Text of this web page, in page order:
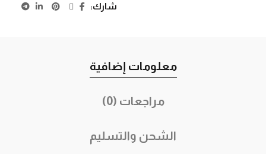
شارك
معلومات إضافية
مراجعات (0)
الشحن والتسليم